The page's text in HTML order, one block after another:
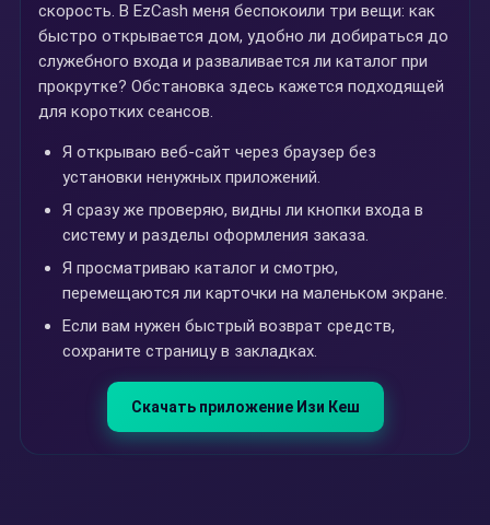
скорость. В EzCash меня беспокоили три вещи: как
быстро открывается дом, удобно ли добираться до
служебного входа и разваливается ли каталог при
прокрутке? Обстановка здесь кажется подходящей
для коротких сеансов.
Я открываю веб-сайт через браузер без
установки ненужных приложений.
Я сразу же проверяю, видны ли кнопки входа в
систему и разделы оформления заказа.
Я просматриваю каталог и смотрю,
перемещаются ли карточки на маленьком экране.
Если вам нужен быстрый возврат средств,
сохраните страницу в закладках.
Скачать приложение Изи Кеш